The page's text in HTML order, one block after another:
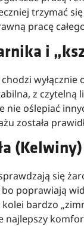
trzymać
pracę
i
z czytelną
nie oślepiać
została
się
bo poprawiają
kolei bardzo
najlepszy